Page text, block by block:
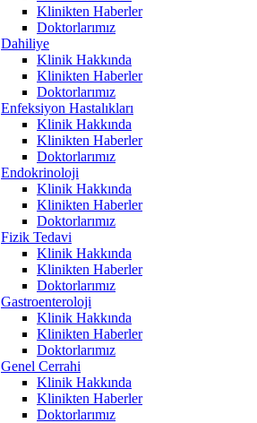
Klinikten Haberler
Doktorlarımız
Dahiliye
Klinik Hakkında
Klinikten Haberler
Doktorlarımız
Enfeksiyon Hastalıkları
Klinik Hakkında
Klinikten Haberler
Doktorlarımız
Endokrinoloji
Klinik Hakkında
Klinikten Haberler
Doktorlarımız
Fizik Tedavi
Klinik Hakkında
Klinikten Haberler
Doktorlarımız
Gastroenteroloji
Klinik Hakkında
Klinikten Haberler
Doktorlarımız
Genel Cerrahi
Klinik Hakkında
Klinikten Haberler
Doktorlarımız